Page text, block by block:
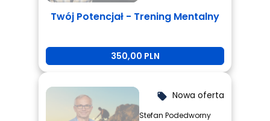
Twój Potencjał - Trening Mentalny
350,00 PLN
local_offer Nowa oferta
Stefan Podedworny